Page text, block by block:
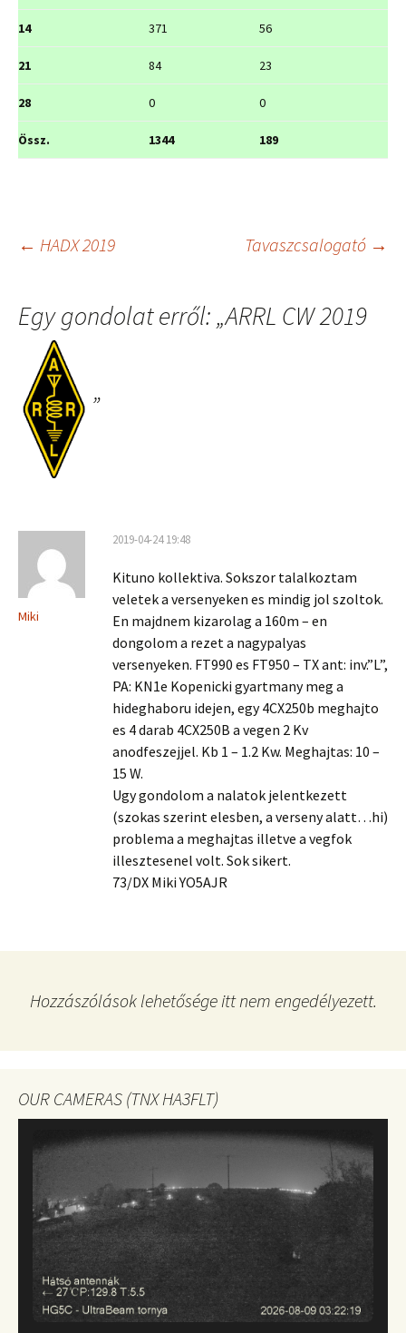
14 371 56
21 84 23
28 0 0
Össz. 1344 189
Bejegyzés
navigáció
← HADX 2019 Tavaszcsalogató →
Egy gondolat erről: „ARRL CW 2019
”
Miki
2019-04-24 19:48
Kituno kollektiva. Sokszor talalkoztam
veletek a versenyeken es mindig jol szoltok.
En majdnem kizarolag a 160m – en
dongolom a rezet a nagypalyas
versenyeken. FT990 es FT950 – TX ant: inv.”L”,
PA: KN1e Kopenicki gyartmany meg a
hideghaboru idejen, egy 4CX250b meghajto
es 4 darab 4CX250B a vegen 2 Kv
anodfeszejjel. Kb 1 – 1.2 Kw. Meghajtas: 10 –
15 W.
Ugy gondolom a nalatok jelentkezett
(szokas szerint elesben, a verseny alatt…hi)
problema a meghajtas illetve a vegfok
illesztesenel volt. Sok sikert.
73/DX Miki YO5AJR
Hozzászólások lehetősége itt nem engedélyezett.
OUR CAMERAS (TNX HA3FLT)